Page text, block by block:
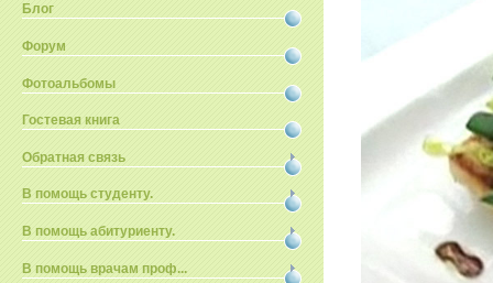
Блог
Форум
Фотоальбомы
Гостевая книга
Обратная связь
В помощь студенту.
В помощь абитуриенту.
В помощь врачам проф...